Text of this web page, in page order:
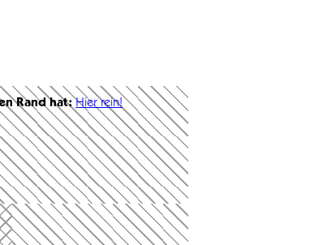
Rand hat:Hier rein!